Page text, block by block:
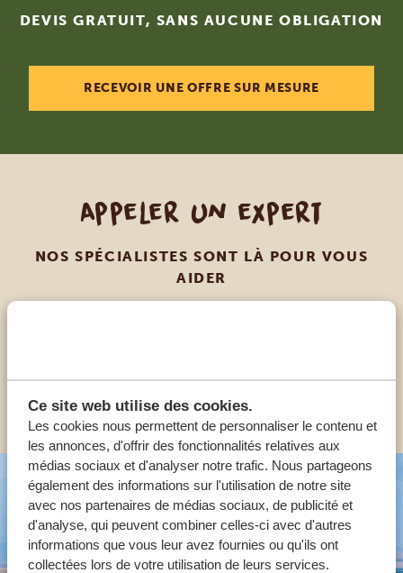
Ce site web utilise des cookies.
Les cookies nous permettent de personnaliser le contenu et
les annonces, d'offrir des fonctionnalités relatives aux
médias sociaux et d'analyser notre trafic. Nous partageons
également des informations sur l'utilisation de notre site
avec nos partenaires de médias sociaux, de publicité et
d'analyse, qui peuvent combiner celles-ci avec d'autres
informations que vous leur avez fournies ou qu'ils ont
collectées lors de votre utilisation de leurs services.
DEVIS GRATUIT, SANS AUCUNE OBLIGATION
RECEVOIR UNE OFFRE SUR MESURE
Appeler un expert
NOS SPÉCIALISTES SONT LÀ POUR VOUS
AIDER
AUTRES PAYS